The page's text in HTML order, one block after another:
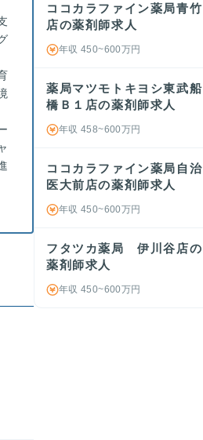
ココカラファイン薬局青竹
店の薬剤師求人
年収 450~600万円
薬局マツモトキヨシ東武船
橋Ｂ１店の薬剤師求人
年収 458~600万円
ココカラファイン薬局自治
医大前店の薬剤師求人
年収 450~600万円
フタツカ薬局 伊川谷店の
薬剤師求人
年収 450~600万円